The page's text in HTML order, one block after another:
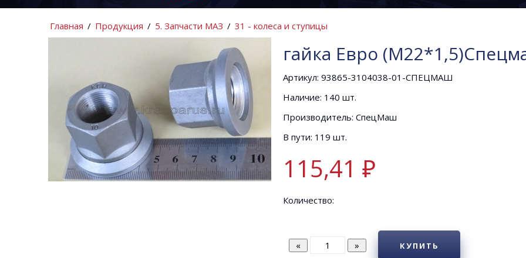
Главная / Продукция / 5. Запчасти МАЗ / 31 - колеса и ступицы
гайка Евро
Артикул: 93865-3104038-01-СПЕЦМАШ
Наличие: 140 шт.
Производитель: СпецМаш
В пути: 119 шт.
115,41 ₽
Количество:
КУПИТЬ